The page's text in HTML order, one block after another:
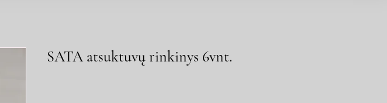
SATA atsuktuvų rinkinys 6vnt.